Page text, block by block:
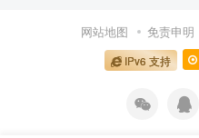
网站地图 免责申明
IPv6 支持